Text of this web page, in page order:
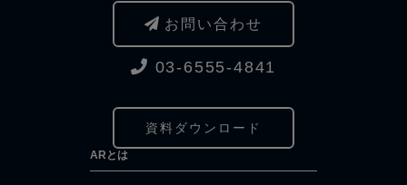
お問い合わせ
03-6555-4841
資料ダウンロード
ARとは